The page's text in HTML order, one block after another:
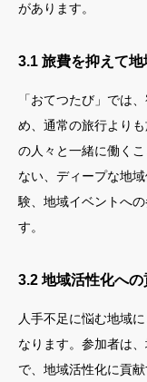
があります。
3.1 旅費を抑えて
「おてつたび」では
め、通常の旅行より
の人々と一緒に働く
ない、ディープな地
験、地域イベントへ
す。
3.2 地域活性化へ
人手不足に悩む地域
なります。参加者は
で、地域活性化に貢